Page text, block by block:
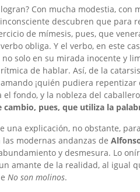
logran? Con mucha modestia,
descubren que para
de mímesis, pues, que
obliga. Y el verbo, en este
solo en su mirada inocente y
de hablar. Así, de la
¡quién pudiera
el fondo, y la nobleza del
cambio, pues, que utiliza la
una explicación, no obstante,
modernas andanzas de
y desmesura. Lo
amante de la realidad, al igual
No son molinos.